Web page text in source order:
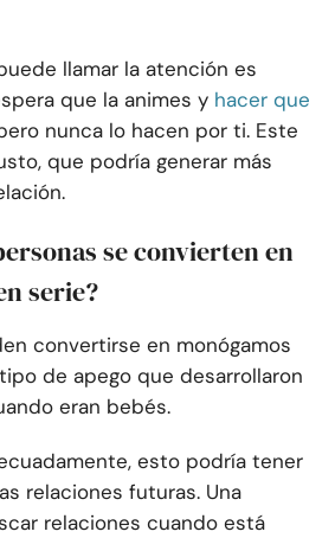
llamar la atención es
que la animes y hacer que
nunca lo hacen por ti. Este
que podría generar más
se convierten en
serie?
convertirse en monógamos
de apego que desarrollaron
eran bebés.
esto podría tener
relaciones futuras. Una
relaciones cuando está